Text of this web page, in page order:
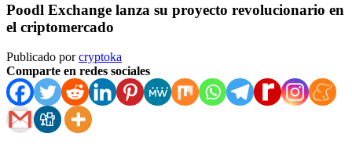
Poodl Exchange lanza su proyecto revolucionario en
el criptomercado
Publicado porcryptoka
Comparte en redes sociales